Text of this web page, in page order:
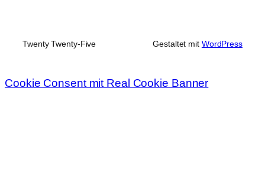
Twenty Twenty-Five Gestaltet mit WordPress
Cookie Consent mit Real Cookie Banner